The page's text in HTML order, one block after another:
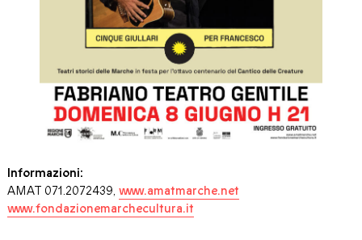
Informazioni:
AMAT 071.2072439, www.amatmarche.net
www.fondazionemarchecultura.it